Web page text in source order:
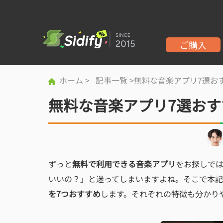
ご購入
ホーム > 記事一覧>無料な音楽アプリ7選お
無料な音楽アプリ7選お
ずっと無料で利用できる音楽アプリをお探しで
いいの？」と迷ってしまいますよね。そこで
を7つおすすめします。それぞれの特徴も分か